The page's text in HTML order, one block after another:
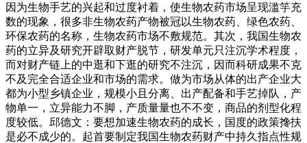
因为生物手艺的兴起和过度衬着，使生物农药市场呈现滥竽充
数的现象，很多非生物农药产物被冠以生物农药、绿色农药、
环保农药的名称，生物农药市场不敷规范。其次，我国生物农
药的立异及研究开辟取财产脱节，研发单元只注沉学术程度，
而对财产链上的中逛和下逛的研究不注沉，因而科研成果不克
不及完全合适企业和市场的需求。做为市场从体的出产企业大
都为小型乡镇企业，规模小且分离、出产配备和手艺掉队，产
物单一，立异能力不脚，产质量量也不不变，商品的剂型化程
度较低。邱德文：要想加速生物农药的成长，国度的政策搀扶
是必不成少的。起首要制定我国生物农药财产中持久指点性规